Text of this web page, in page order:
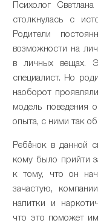
Психолог
столкнулась с
Родители
возможности на
в личных вещах.
специалист. Но
наоборот
модель поведения
опыта, с ними так
Ребёнок в данной
кому было прийти
к тому, что он
зачастую,
напитки и
что это поможет